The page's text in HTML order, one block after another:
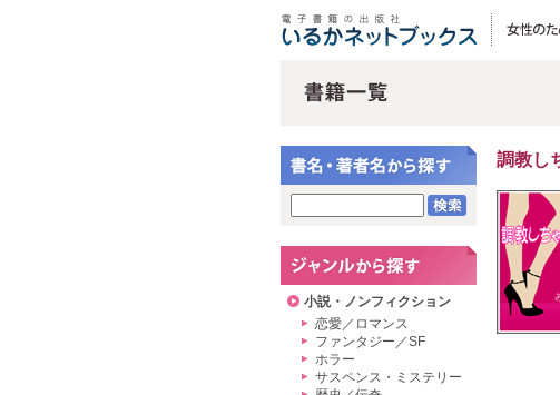
調教し
小説・ノンフィクション
恋愛／ロマンス
ファンタジー／SF
ホラー
サスペンス・ミステリー